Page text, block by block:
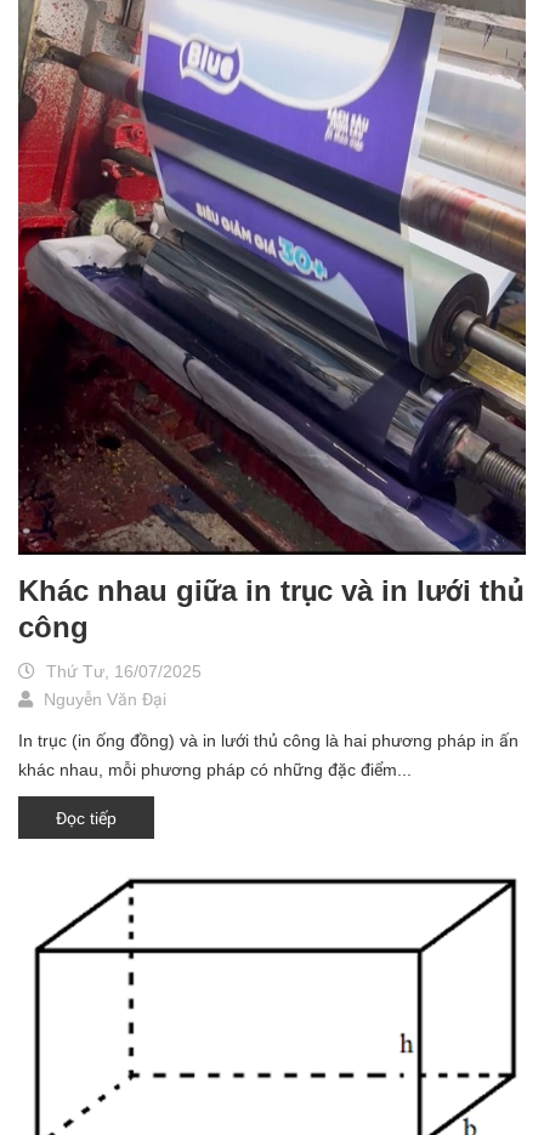
Khác nhau giữa in trục và in lưới thủ
công
Thứ Tư, 16/07/2025
Nguyễn Văn Đại
In trục (in ống đồng) và in lưới thủ công là hai phương pháp in ấn
khác nhau, mỗi phương pháp có những đặc điểm...
Đọc tiếp